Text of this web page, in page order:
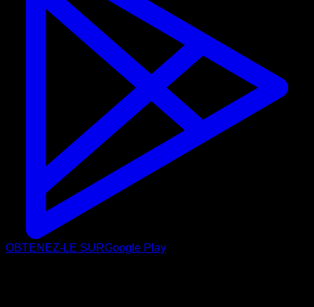
OBTENEZ-LE SURGoogle Play